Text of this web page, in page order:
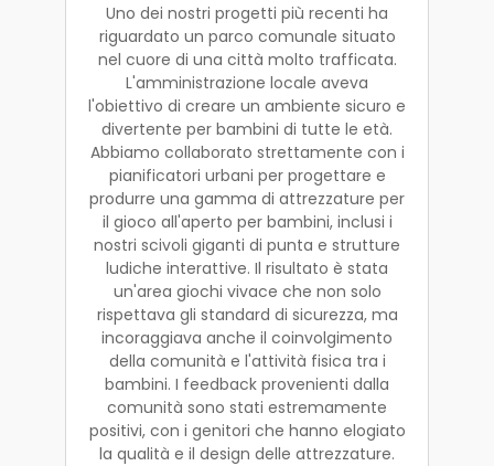
Uno dei nostri progetti più recenti ha
riguardato un parco comunale situato
nel cuore di una città molto trafficata.
L'amministrazione locale aveva
l'obiettivo di creare un ambiente sicuro e
divertente per bambini di tutte le età.
Abbiamo collaborato strettamente con i
pianificatori urbani per progettare e
produrre una gamma di attrezzature per
il gioco all'aperto per bambini, inclusi i
nostri scivoli giganti di punta e strutture
ludiche interattive. Il risultato è stata
un'area giochi vivace che non solo
rispettava gli standard di sicurezza, ma
incoraggiava anche il coinvolgimento
della comunità e l'attività fisica tra i
bambini. I feedback provenienti dalla
comunità sono stati estremamente
positivi, con i genitori che hanno elogiato
la qualità e il design delle attrezzature.